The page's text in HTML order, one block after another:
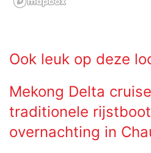
Ook leuk op deze
Mekong Delta
traditionele
overnachting in